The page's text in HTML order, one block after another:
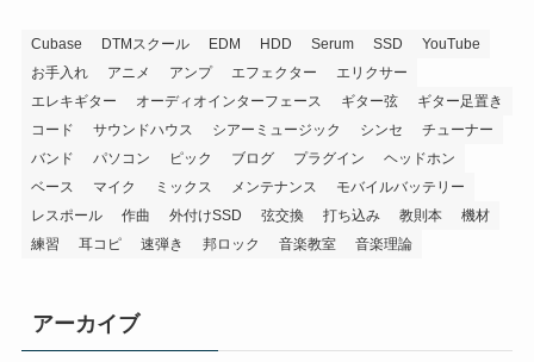
Cubase DTMスクール EDM HDD Serum SSD
YouTube
お手入れ
アニメ アンプ エフェクター
エリクサー
エレキギター
オーディオインターフェース ギター弦
ギター足置き
コード
サウンドハウス シアーミュージック シンセ
チューナー
バンド
パソコン ピック ブログ プラグイン
ヘッドホン
ベース
マイク ミックス メンテナンス
モバイルバッテリー
レスポール
作曲 外付けSSD 弦交換 打ち込み 教則本
機材
練習
耳コピ 速弾き 邦ロック 音楽教室 音楽理論
アーカイブ